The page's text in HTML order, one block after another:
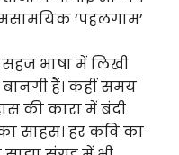
‘पहलगाम’
भाषा में लिखी
हैं। कहीं समय
की कारा में बंदी
साहस। हर कवि का